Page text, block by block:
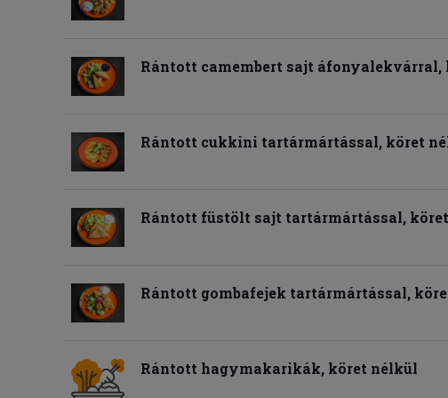
Rántott camembert sajt áfonyalekvárral,
Rántott cukkini tartármártással, köret
Rántott füstölt sajt tartármártással,
Rántott gombafejek tartármártással,
Rántott hagymakarikák, köret nélkül